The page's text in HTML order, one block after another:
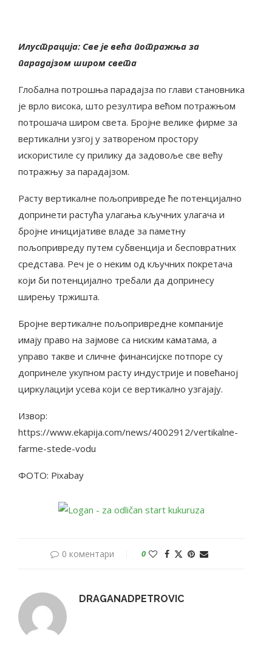
Илустрација: Све је већа потражња за
парадајзом широм света
Глобална потрошња парадајза по глави становника
је врло висока, што резултира већом потражњом
потрошача широм света. Бројне велике фирме за
вертикални узгој у затвореном простору
искористиле су прилику да задовоље све већу
потражњу за парадајзом.
Расту вертикалне пољопривреде ће потенцијално
допринети растућа улагања кључних улагача и
бројне иницијативе владе за паметну
пољопривреду путем субвенција и бесповратних
средстава. Реч је о неким од кључних покретача
који би потенцијално требали да допринесу
ширењу тржишта.
Бројне вертикалне пољопривредне компаније
имају право на зајмове са ниским каматама, а
управо такве и сличне финансијске потпоре су
допринеле укупном расту индустрије и повећаној
циркулацији усева који се вертикално узгајају.
Извор:
https://www.ekapija.com/news/4002912/vertikalne-
farme-stede-vodu
ФОТО: Pixabay
0 коментари 0
DRAGANADPETROVIC